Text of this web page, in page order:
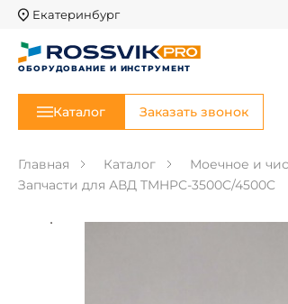
Екатеринбург
ОБОРУДОВАНИЕ И ИНСТРУМЕНТ
Каталог Заказать звонок
Главная Каталог Моечное и
Запчасти для АВД TMHPC-3500C/4500C